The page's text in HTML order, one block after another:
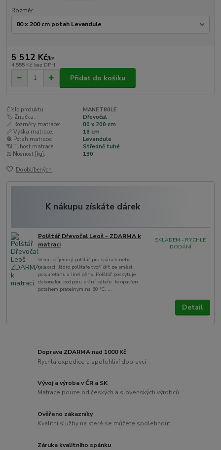
Rozměr
5 512 Kč/ks
4 555 Kč bez DPH
Přidat do košíku
Číslo produktu:
MANET80LE
🏷️ Značka:
Dřevočal
📐 Rozměry matrace:
80 x 200 cm
📏 Výška matrace:
18 cm
🧶 Potah matrace:
Levandule
📶 Tuhost matrace:
Středně tuhé
⚖️ Nosnost [kg]:
130
Do oblíbených
K nákupu získáte dárek
Polštář Dřevočal Leoš - ZDARMA k
matraci
Velmi příjemný polštář pro spánek nebo
relaxaci. Jádro polštáře tvoří drť ze směsi
polyuretanu a líné pěny. Polštář poskytuje
dokonalou podporu krční páteře. Je opatřen
potahem pratelným na 60 °C. ...
SKLADEM - RYCHLÉ
DODÁNÍ
Detail
Doprava ZDARMA nad 1000 Kč
Rychlá expedice a spolehliví dopravci
Vývoj a výroba v ČR a SK
Matrace pouze od českých a slovenských výrobců
Ověřeno zákazníky
Kvalitní služby na které se můžete spolehnout
Záruka kvalitního spánku